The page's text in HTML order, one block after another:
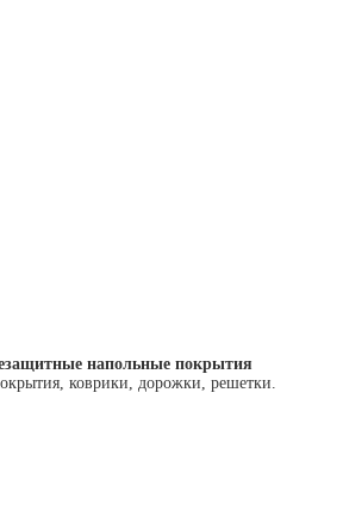
напольные покрытия
коврики, дорожки, решетки.